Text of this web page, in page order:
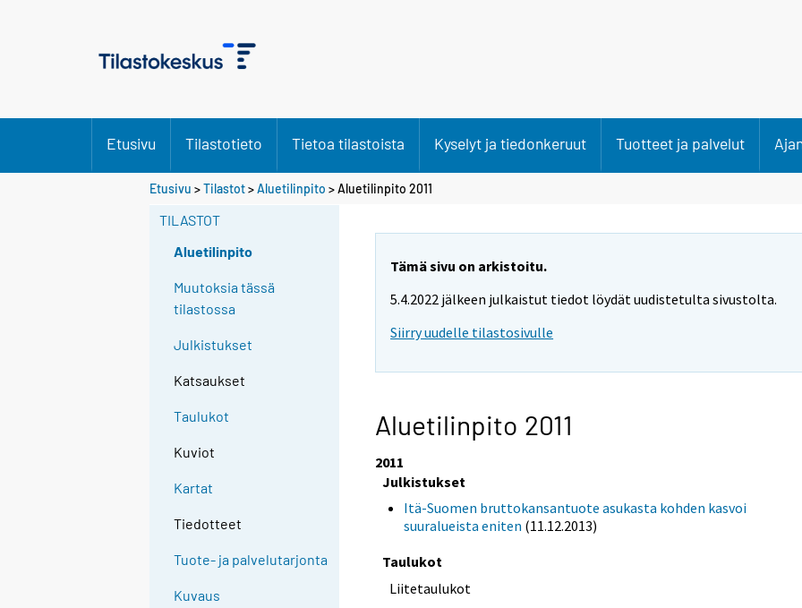
Etusivu Tilastotieto Tietoa tilastoista Kyselyt ja tiedonkeruut Tuotteet ja palvelut
Etusivu >Tilastot>Aluetilinpito > Aluetilinpito 2011
TILASTOT
Aluetilinpito
Muutoksia tässä
tilastossa
Julkistukset
Katsaukset
Taulukot
Kuviot
Kartat
Tiedotteet
Tuote- ja palvelutarjonta
Kuvaus
Tämä sivu on arkistoitu.
5.4.2022 jälkeen julkaistut tiedot löydät uudistetulta sivustolta.
Siirry uudelle tilastosivulle
Aluetilinpito 2011
2011
Julkistukset
Itä-Suomen bruttokansantuote asukasta kohden kasvoi
suuralueista eniten (11.12.2013)
Taulukot
Liitetaulukot